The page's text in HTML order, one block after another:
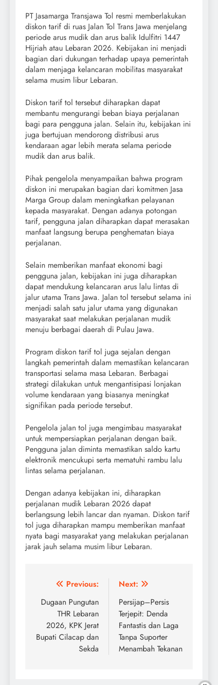
PT Jasamarga Transjawa Tol resmi memberlakukan
diskon tarif di ruas Jalan Tol Trans Jawa menjelang
periode arus mudik dan arus balik Idulfitri 1447
Hijriah atau Lebaran 2026. Kebijakan ini menjadi
bagian dari dukungan terhadap upaya pemerintah
dalam menjaga kelancaran mobilitas masyarakat
selama musim libur Lebaran.
Diskon tarif tol tersebut diharapkan dapat
membantu mengurangi beban biaya perjalanan
bagi para pengguna jalan. Selain itu, kebijakan ini
juga bertujuan mendorong distribusi arus
kendaraan agar lebih merata selama periode
mudik dan arus balik.
Pihak pengelola menyampaikan bahwa program
diskon ini merupakan bagian dari komitmen Jasa
Marga Group dalam meningkatkan pelayanan
kepada masyarakat. Dengan adanya potongan
tarif, pengguna jalan diharapkan dapat merasakan
manfaat langsung berupa penghematan biaya
perjalanan.
Selain memberikan manfaat ekonomi bagi
pengguna jalan, kebijakan ini juga diharapkan
dapat mendukung kelancaran arus lalu lintas di
jalur utama Trans Jawa. Jalan tol tersebut selama ini
menjadi salah satu jalur utama yang digunakan
masyarakat saat melakukan perjalanan mudik
menuju berbagai daerah di Pulau Jawa.
Program diskon tarif tol juga sejalan dengan
langkah pemerintah dalam memastikan kelancaran
transportasi selama masa Lebaran. Berbagai
strategi dilakukan untuk mengantisipasi lonjakan
volume kendaraan yang biasanya meningkat
signifikan pada periode tersebut.
Pengelola jalan tol juga mengimbau masyarakat
untuk mempersiapkan perjalanan dengan baik.
Pengguna jalan diminta memastikan saldo kartu
elektronik mencukupi serta mematuhi rambu lalu
lintas selama perjalanan.
Dengan adanya kebijakan ini, diharapkan
perjalanan mudik Lebaran 2026 dapat
berlangsung lebih lancar dan nyaman. Diskon tarif
tol juga diharapkan mampu memberikan manfaat
nyata bagi masyarakat yang melakukan perjalanan
jarak jauh selama musim libur Lebaran.
Post
navigation
Previous:
Dugaan Pungutan
THR Lebaran
2026, KPK Jerat
Bupati Cilacap dan
Sekda
Next:
Persijap–Persis
Terjepit: Denda
Fantastis dan Laga
Tanpa Suporter
Menambah Tekanan